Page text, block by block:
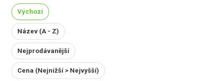
volnočasovou
aktivitou i pro
dospělé. Svědčí o
tom i fakt, že puzzle
jsou součástí loga
internetové
encyklopedie
Výchozí
Název (A - Z)
Nejprodávanější
Cena (Nejnižší > Nejvyšší)